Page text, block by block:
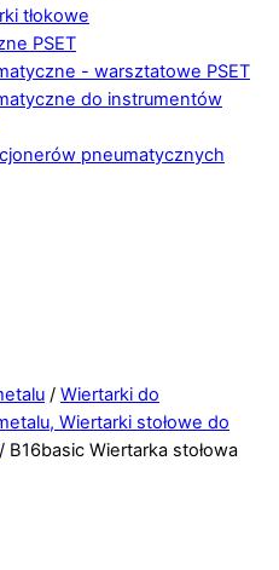
tłokowe
PSET
- warsztatowe PSET
do instrumentów
pneumatycznych
/ Wiertarki do
Wiertarki stołowe do
/ B16basic Wiertarka stołowa